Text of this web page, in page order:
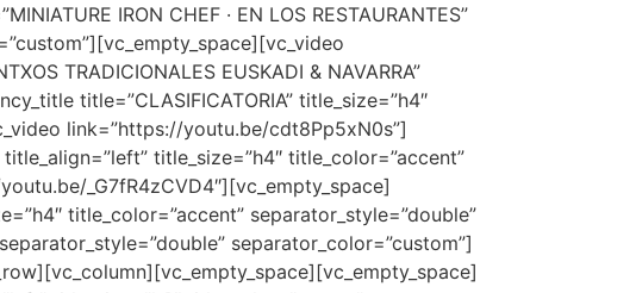
IRON CHEF · EN LOS RESTAURANTES”
TRADICIONALES EUSKADI & NAVARRA”
title=”CLASIFICATORIA” title_size=”h4″
link=”https://youtu.be/cdt8Pp5xN0s”]
title_size=”h4″ title_color=”accent”
_G7fR4zCVD4″][vc_empty_space]
title_color=”accent” separator_style=”double”
separator_color=”custom”]